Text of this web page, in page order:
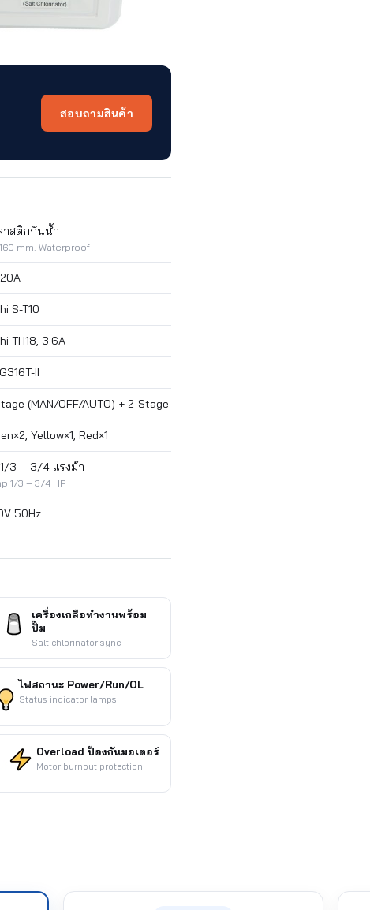
สอบถามสินค้า
าสติกกันน้ำ
mm. Waterproof
S-T10
TH18, 3.6A
II
(MAN/OFF/AUTO) + 2-Stage
Yellow×1, Red×1
3 – 3/4 แรงม้า
1/3 – 3/4 HP
50Hz
เครื่องเกลือทำงานพร้อม
ปั๊ม
Salt chlorinator sync
ไฟสถานะ Power/Run/OL
Status indicator lamps
Overload ป้องกันมอเตอร์
Motor burnout protection